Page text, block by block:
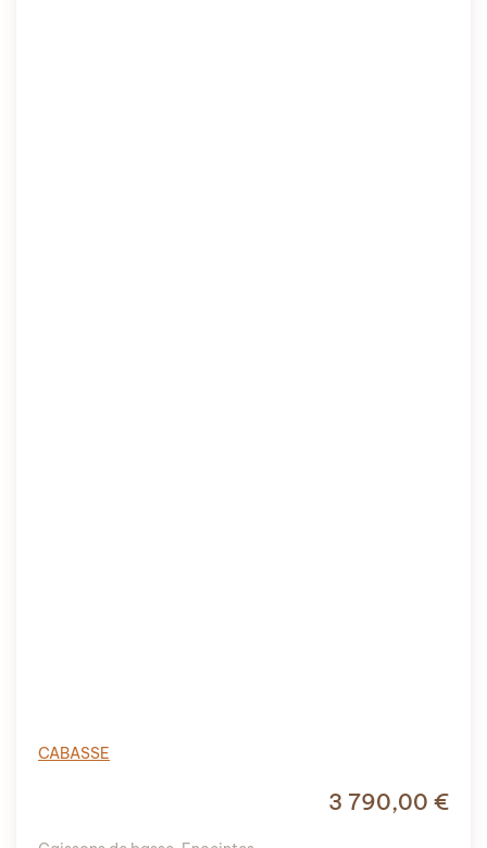
CABASSE
3 790,00 €